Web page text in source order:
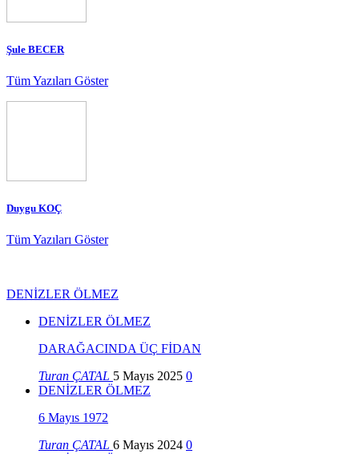
Şule BECER
Tüm Yazıları Göster
Duygu KOÇ
Tüm Yazıları Göster
DENİZLER ÖLMEZ
DENİZLER ÖLMEZ
DARAĞACINDA ÜÇ FİDAN
Turan ÇATAL 5 Mayıs 2025 0
DENİZLER ÖLMEZ
6 Mayıs 1972
Turan ÇATAL 6 Mayıs 2024 0